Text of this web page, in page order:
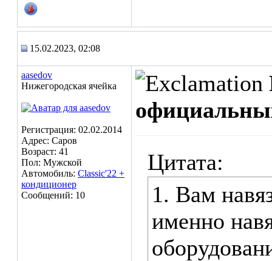
15.02.2023, 02:08
aasedov
Нижегородская ячейка
Регистрация: 02.02.2014
Адрес: Саров
Возраст: 41
Пол: Мужской
Автомобиль: Classic'22 +
кондиционер
Сообщений: 10
Цитата:
1. Вам
именно